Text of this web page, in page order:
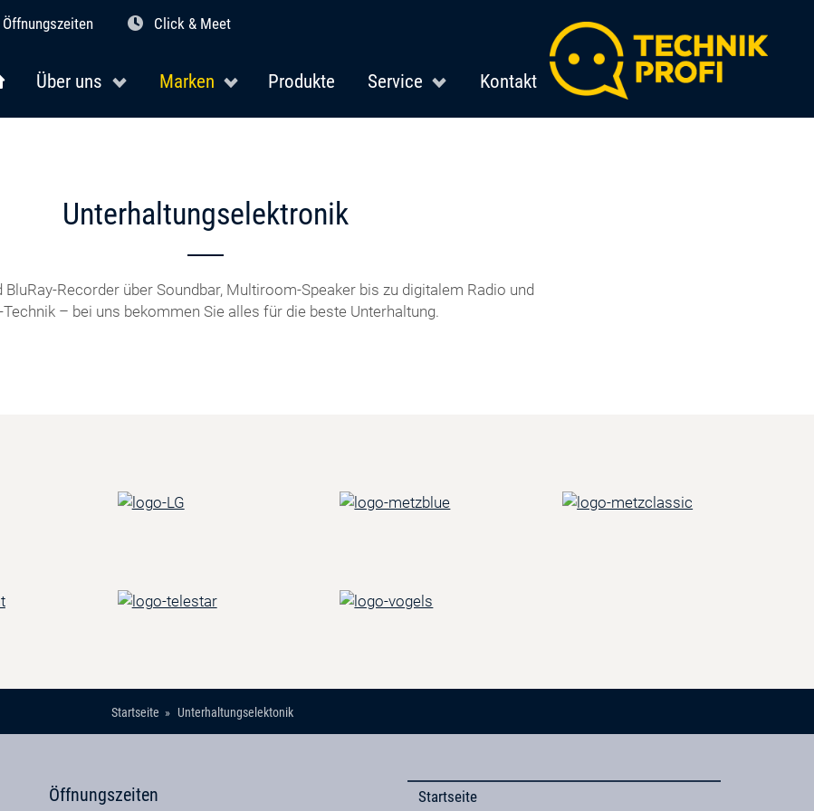
Öffnungszeiten Click & Meet
Über uns Marken Produkte Service Kontakt
Unterhaltungselektronik
BluRay-Recorder über Soundbar, Multiroom-Speaker bis zu digitalem Radio und
Technik – bei uns bekommen Sie alles für die beste Unterhaltung.
Startseite Unterhaltungselektonik
Öffnungszeiten Startseite